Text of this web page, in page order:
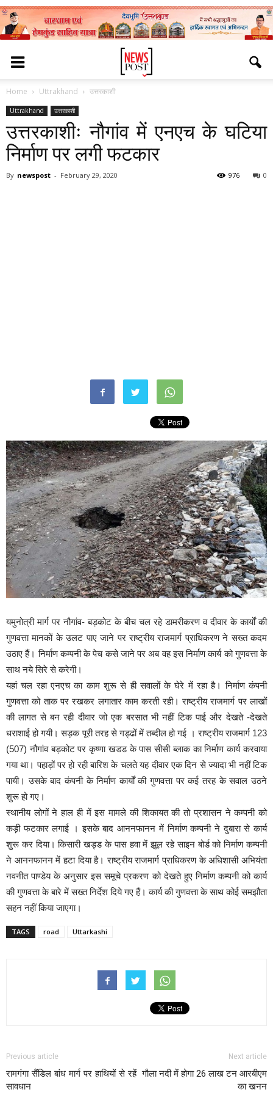
Home Uttrakhand उत्तरकाशी
Uttrakhand उत्तरकाशी
उत्तरकाशीः नौगांव में एनएच के घटिया
निर्माण पर लगी फटकार
By newspost - February 29, 2020 0
976
यमुनोत्री मार्ग पर नौगांव- बड़कोट के बीच चल रहे डामरीकरण व दीवार के कार्यों की
गुणवत्ता मानकों के उलट पाए जाने पर राष्ट्रीय राजमार्ग प्राधिकरण ने सख्त कदम
उठाए हैं। निर्माण कम्पनी के पेच कसे जाने पर अब वह इस निर्माण कार्य को गुणवत्ता के
साथ नये सिरे से करेगी।
यहां चल रहा एनएच का काम शुरू से ही सवालों के घेरे में रहा है। निर्माण कंपनी
गुणवत्ता को ताक पर रखकर लगातार काम करती रही। राष्ट्रीय राजमार्ग पर लाखों
की लागत से बन रही दीवार जो एक बरसात भी नहीं टिक पाई और देखते -देखते
धराशाई हो गयी। सड़क पूरी तरह से गड्ढों में तब्दील हो गई । राष्ट्रीय राजमार्ग 123
(507) नौगांव बड़कोट पर कृष्णा खडड के पास सीसी ब्लाक का निर्माण कार्य करवाया
गया था। पहाड़ों पर हो रही बारिश के चलते यह दीवार एक दिन से ज्यादा भी नहीं टिक
पायी। उसके बाद कंपनी के निर्माण कार्यों की गुणवत्ता पर कई तरह के सवाल उठने
शुरू हो गए।
स्थानीय लोगों ने हाल ही में इस मामले की शिकायत की तो प्रशासन ने कम्पनी को
कड़ी फटकार लगाई । इसके बाद आननफानन में निर्माण कम्पनी ने दुबारा से कार्य
शुरू कर दिया। किसारी खड्ड के पास हवा में झूल रहे साइन बोर्ड को निर्माण कम्पनी
ने आननफानन में हटा दिया है। राष्ट्रीय राजमार्ग प्राधिकरण के अधिशासी अभियंता
नवनीत पाण्डेय के अनुसार इस समूचे प्रकरण को देखते हुए निर्माण कम्पनी को कार्य
की गुणवत्ता के बारे में सख्त निर्देश दिये गए हैं। कार्य की गुणवत्ता के साथ कोई समझौता
सहन नहीं किया जाएगा।
TAGS road Uttarkashi
Previous article
रामगंगा सैंडिल बांध मार्ग पर हाथियों से रहें
सावधान
Next article
गौला नदी में होगा 26 लाख टन आरबीएम
का खनन